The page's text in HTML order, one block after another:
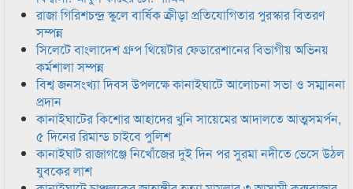
রাজা গিরিশচন্দ্র স্কুলে বার্ষিক ক্রীড়া প্রতিযোগিতার পুরস্কার বিতরণ
সম্পন্ন
সিলেটে বাংলাদেশ গ্রুপ থিয়েটার ফেডারেশানের বিভাগীয় অভিনয়
কর্মশালা সম্পন্ন
বিশ্ব জনসংখ্যা দিবস উপলক্ষে কানাইঘাটে আলোচনা সভা ও সম্মাননা
প্রদান
কানাইঘাটের কিশোর আহাদের খুনি সায়েমের আদালতে আত্মসমর্পন,
৫ দিনের রিমান্ড চাইবে পুলিশ
কানাইঘাট রাজাগঞ্জে নিখোঁজের দুই দিন পর সুরমা নদীতে ভেসে উঠল
যুবকের লাশ